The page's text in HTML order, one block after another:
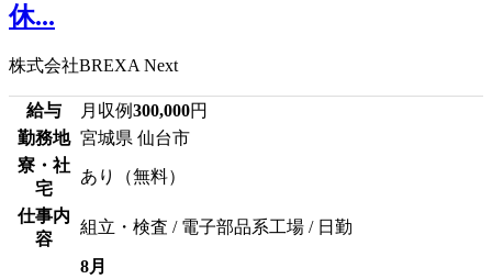
休...
株式会社BREXA Next
給与 月収例300,000円
勤務地 宮城県 仙台市
寮・社
宅
あり（無料）
仕事内
容
組立・検査 / 電子部品系工場 / 日勤
8月